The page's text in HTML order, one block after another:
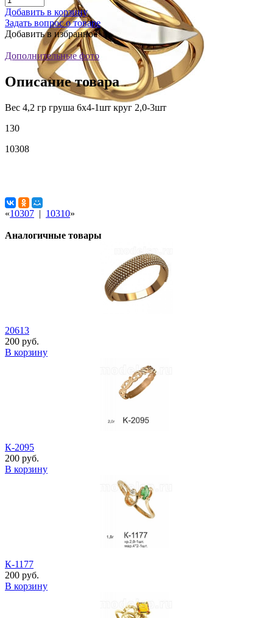
Добавить в корзину
Задать вопрос о товаре
Добавить в избранное
Дополнительные фото
Описание товара
Вес 4,2 гр груша 6х4-1шт круг 2,0-3шт
130
10308
«10307 | 10310»
Аналогичные товары
20613
200 руб.
В корзину
К-2095
200 руб.
В корзину
К-1177
200 руб.
В корзину